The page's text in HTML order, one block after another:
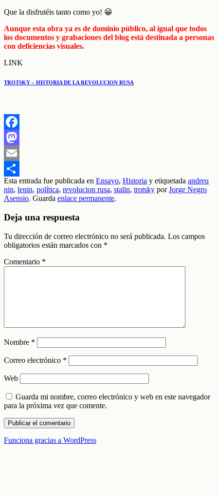
Que la disfrutéis tanto como yo! 😀
Aunque esta obra ya es de dominio público, al igual que todos
los documentos y grabaciones del blog está destinada a personas
con deficiencias visuales.
LINK
TROTSKY – HISTORIA DE LA REVOLUCION RUSA
Facebook
Mastodon
Email
Compartir
Esta entrada fue publicada en Ensayo, Historia y etiquetada andreu
nin, lenin, política, revolucion rusa, stalin, trotsky porJorge Negro
Asensio. Guarda enlace permanente.
Deja una respuesta
Tu dirección de correo electrónico no será publicada. Los campos
obligatorios están marcados con *
Comentario *
Nombre *
Correo electrónico *
Web
Guarda mi nombre, correo electrónico y web en este navegador
para la próxima vez que comente.
Funciona gracias a WordPress